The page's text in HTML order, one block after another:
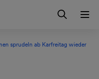
springen
sprudeln ab Karfreitag wieder